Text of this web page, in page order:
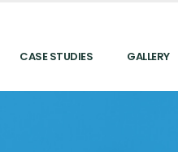
CASE STUDIES GALLERY